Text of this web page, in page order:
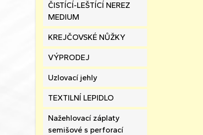
ČISTÍCÍ-LEŠTÍCÍ NEREZ
MEDIUM
KREJČOVSKÉ NŮŽKY
VÝPRODEJ
Uzlovací jehly
TEXTILNÍ LEPIDLO
Nažehlovací záplaty
semišové s perforací